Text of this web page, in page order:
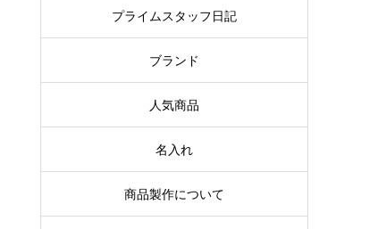
プライムスタッフ日記
ブランド
人気商品
名入れ
商品製作について